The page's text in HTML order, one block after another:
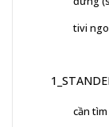
tivi
cần